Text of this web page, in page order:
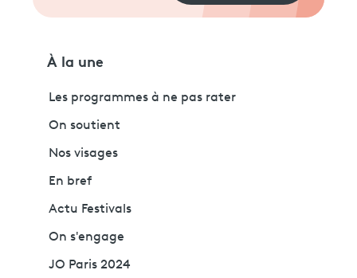
À la une
Les programmes à ne pas rater
On soutient
Nos visages
En bref
Actu Festivals
On s'engage
JO Paris 2024